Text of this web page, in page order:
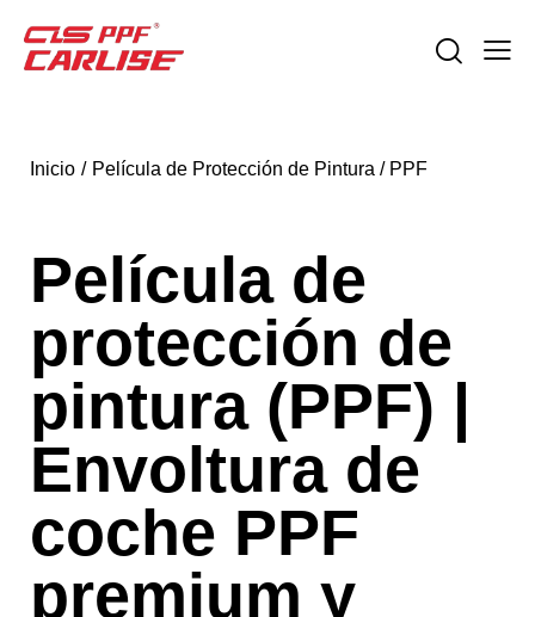
Inicio Película de Protección de Pintura / PPF
Película de
protección de
pintura (PPF) |
Envoltura de
coche PPF
premium y